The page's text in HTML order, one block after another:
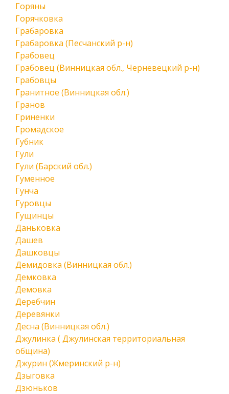
Горяны
Горячковка
Грабаровка
Грабаровка (Песчанский р-н)
Грабовец
Грабовец (Винницкая обл., Черневецкий р-н)
Грабовцы
Гранитное (Винницкая обл.)
Гранов
Гриненки
Громадское
Губник
Гули
Гули (Барский обл.)
Гуменное
Гунча
Гуровцы
Гущинцы
Даньковка
Дашев
Дашковцы
Демидовка (Винницкая обл.)
Демковка
Демовка
Деребчин
Деревянки
Десна (Винницкая обл.)
Джулинка ( Джулинская территориальная
община)
Джурин (Жмеринский р-н)
Дзыговка
Дзюньков